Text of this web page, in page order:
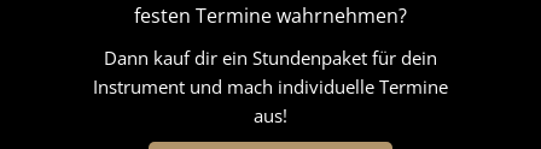
festen Termine wahrnehmen?
Dann kauf dir ein Stundenpaket für dein
Instrument und mach individuelle Termine
aus!